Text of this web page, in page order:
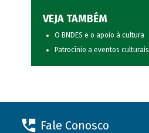
VEJA TAMBÉM
O BNDES e o apoio à cultura
Patrocínio a eventos culturais
Fale Conosco